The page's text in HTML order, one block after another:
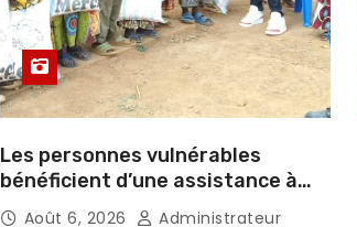
Les personnes vulnérables
bénéficient d’une assistance à
l’occasion de la Journée de
Août 6, 2026 Administrateur